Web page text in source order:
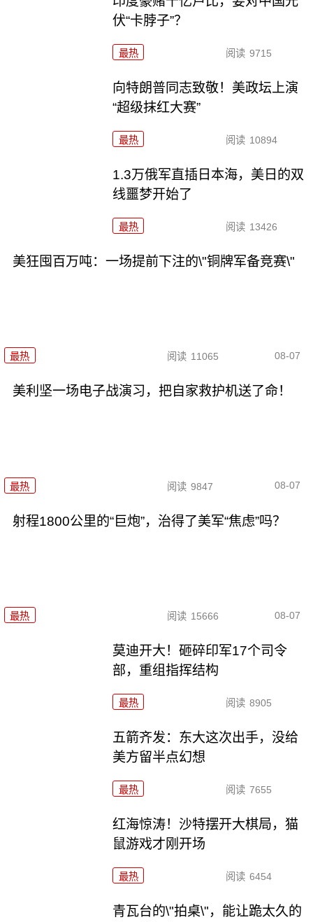
伏“卡脖子”？
最热 阅读 9715
向特朗普同志致敬！美政坛上演
“超级抹红大赛”
最热 阅读 10894
1.3万俄军直插日本海，美日的双
线噩梦开始了
最热 阅读 13426
美狂囤百万吨：一场提前下注的\"铜牌军备竞赛\"
最热 阅读 11065 08-07
美利坚一场电子战演习，把自家救护机送了命！
最热 阅读 9847 08-07
射程1800公里的“巨炮”，治得了美军“焦虑”吗？
最热 阅读 15666 08-07
莫迪开大！砸碎印军17个司令
部，重组指挥结构
最热 阅读 8905
五箭齐发：东大这次出手，没给
美方留半点幻想
最热 阅读 7655
红海惊涛！沙特摆开大棋局，猫
鼠游戏才刚开场
最热 阅读 6454
青瓦台的\"拍桌\"，能让跪太久的